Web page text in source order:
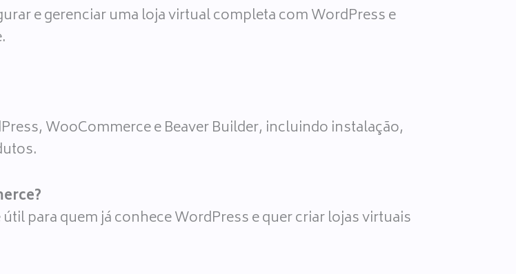
e gerenciar uma loja virtual completa com WordPress e
WooCommerce e Beaver Builder, incluindo instalação,
para quem já conhece WordPress e quer criar lojas virtuais